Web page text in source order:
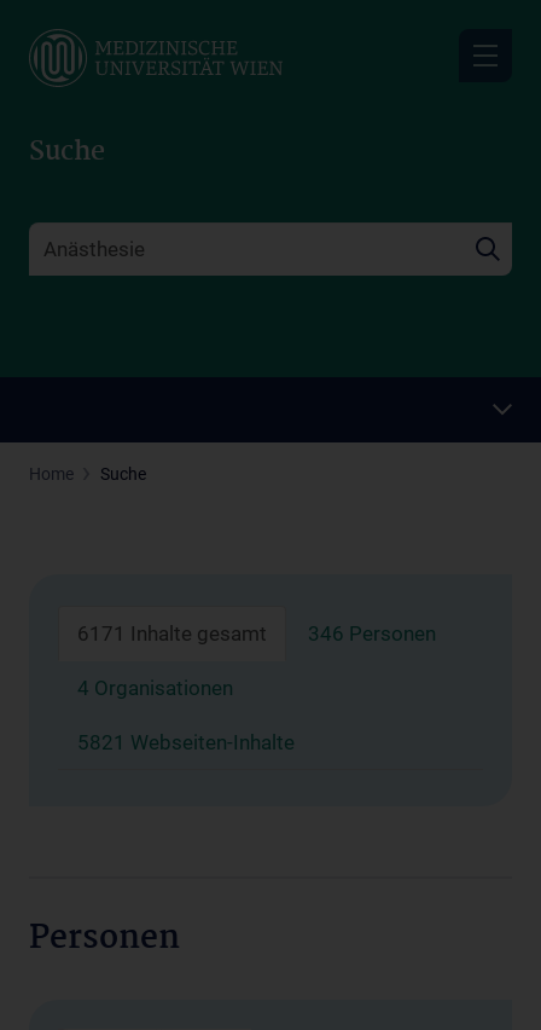
main
Suche
Home Suche
6171 Inhalte gesamt 346 Personen
4 Organisationen
5821 Webseiten-Inhalte
Personen